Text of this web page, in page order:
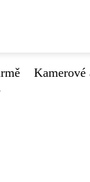
Kamerové